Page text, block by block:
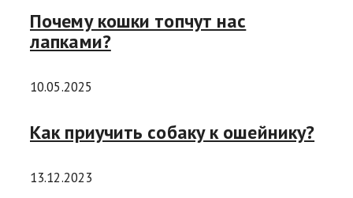
Почему кошки топчут нас
лапками?
10.05.2025
Как приучить собаку к ошейнику?
13.12.2023